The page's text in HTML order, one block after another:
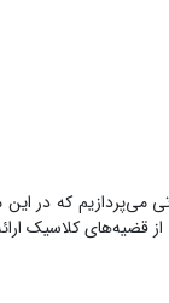
که در
قضیه‌های کلاسیک